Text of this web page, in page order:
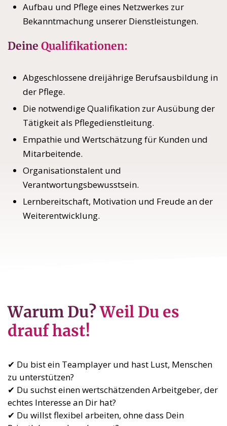
Aufbau und Pflege eines Netzwerkes zur
Bekanntmachung unserer Dienstleistungen.
Deine Qualifikationen:
Abgeschlossene dreijährige Berufsausbildung in
der Pflege.
Die notwendige Qualifikation zur Ausübung der
Tätigkeit als Pflegedienstleitung.
Empathie und Wertschätzung für Kunden und
Mitarbeitende.
Organisationstalent und
Verantwortungsbewusstsein.
Lernbereitschaft, Motivation und Freude an der
Weiterentwicklung.
Warum Du?Weil Du es
drauf hast!
✔ Du bist ein Teamplayer und hast Lust, Menschen
zu unterstützen?
✔ Du suchst einen wertschätzenden Arbeitgeber, der
echtes Interesse an Dir hat?
✔ Du willst flexibel arbeiten, ohne dass Dein